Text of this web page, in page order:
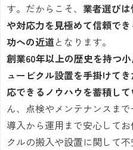
す。だからこそ、 業者選び
や対応力を見極めて信頼で
功への近道となります。
創業60年以上の歴史を持つ
ュービクル設置を手掛けて
応できるノウハウを蓄積して
ん、点検やメンテナンスまで
導入から運用まで安心して
クルの搬入や設置に関して